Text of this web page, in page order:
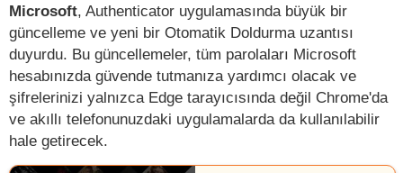
Microsoft, Authenticator uygulamasında büyük bir
güncelleme ve yeni bir Otomatik Doldurma uzantısı
duyurdu. Bu güncellemeler, tüm parolaları Microsoft
hesabınızda güvende tutmanıza yardımcı olacak ve
şifrelerinizi yalnızca Edge tarayıcısında değil Chrome'da
ve akıllı telefonunuzdaki uygulamalarda da kullanılabilir
hale getirecek.